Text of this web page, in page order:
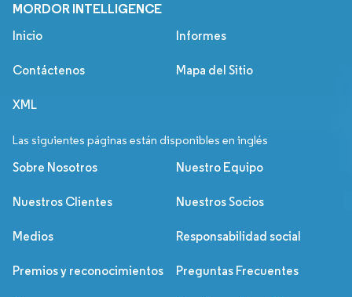
MORDOR INTELLIGENCE
Inicio Informes
Contáctenos Mapa del Sitio
XML
Las siguientes páginas están disponibles en inglés
Sobre Nosotros Nuestro Equipo
Nuestros Clientes Nuestros Socios
Medios Responsabilidad social
Premios y reconocimientos Preguntas Frecuentes